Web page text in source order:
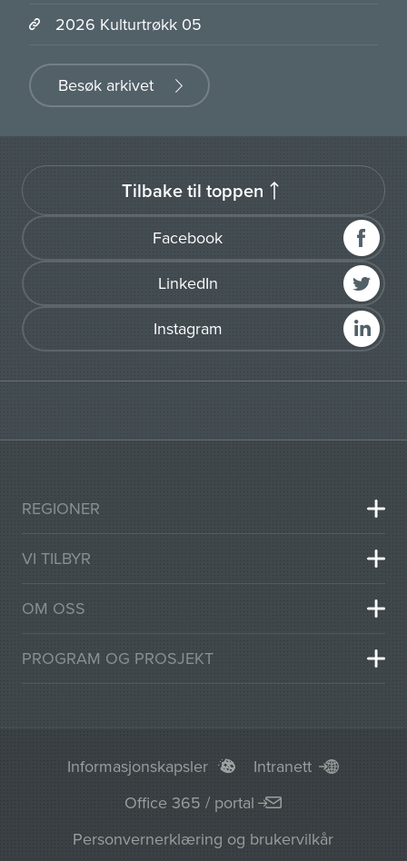
2026 Kulturtrøkk 05
Besøk arkivet
Facebook
LinkedIn
Instagram
Tilbake til toppen
REGIONER
VI TILBYR
OM OSS
PROGRAM OG PROSJEKT
Informasjonskapsler
Intranett
Office 365 / portal
Personvernerklæring og brukervilkår